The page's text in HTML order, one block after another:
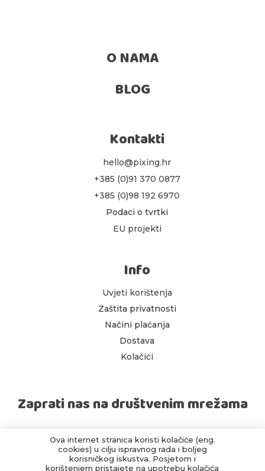
O NAMA
BLOG
Kontakti
hello@pixing.hr
+385 (0)91 370 0877
+385 (0)98 192 6970
Podaci o tvrtki
EU projekti
Info
Uvjeti korištenja
Zaštita privatnosti
Načini plaćanja
Dostava
Kolačići
Zaprati nas na društvenim mrežama
Ova internet stranica koristi kolačiće (eng.
cookies) u cilju ispravnog rada i boljeg
korisničkog iskustva. Posjetom i
korištenjem pristajete na upotrebu kolačića